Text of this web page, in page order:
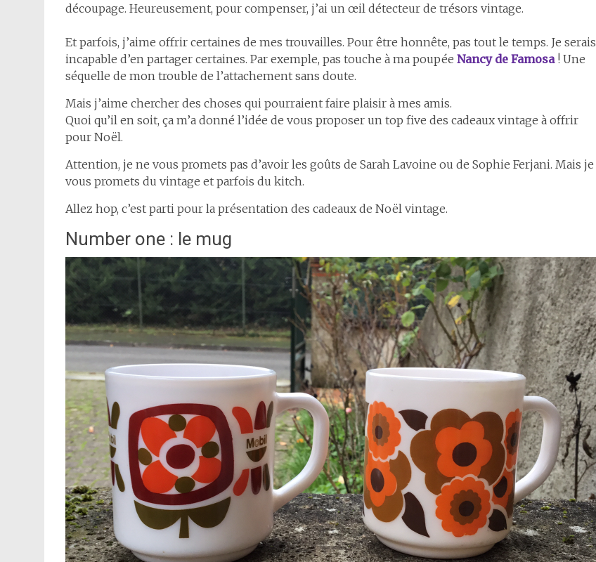
découpage. Heureusement, pour compenser, j’ai un œil détecteur de trésors vintage.
Et parfois, j’aime offrir certaines de mes trouvailles. Pour être honnête, pas tout le temps. Je serais
incapable d’en partager certaines. Par exemple, pas touche à ma poupée Nancy de Famosa! Une
séquelle de mon trouble de l’attachement sans doute.
Mais j’aime chercher des choses qui pourraient faire plaisir à mes amis.
Quoi qu’il en soit, ça m’a donné l’idée de vous proposer un top five des cadeaux vintage à offrir
pour Noël.
Attention, je ne vous promets pas d’avoir les goûts de Sarah Lavoine ou de Sophie Ferjani. Mais je
vous promets du vintage et parfois du kitch.
Allez hop, c’est parti pour la présentation des cadeaux de Noël vintage.
Number one : le mug